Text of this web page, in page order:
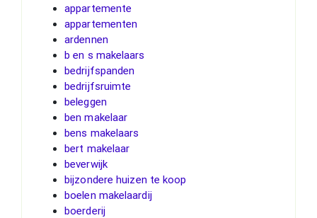
appartemente
appartementen
ardennen
b en s makelaars
bedrijfspanden
bedrijfsruimte
beleggen
ben makelaar
bens makelaars
bert makelaar
beverwijk
bijzondere huizen te koop
boelen makelaardij
boerderij